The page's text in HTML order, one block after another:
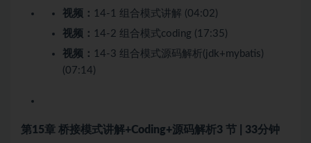
视频： 14-1 组合模式讲解 (04:02)
视频： 14-2 组合模式coding (17:35)
视频： 14-3 组合模式源码解析(jdk+mybatis)
(07:14)
第15章 桥接模式讲解+Coding+源码解析3 节 | 33分钟